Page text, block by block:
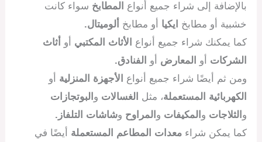
بالإضافة إلى شراء جميع أنواع المطابخ سواء كانت
خشبية أو مطابخ
ايكيا أو مطابخ ألوميتال.
كما يمكنك شراء جميع أنواع
الأثاث المكتبي أو أثاث
الشركات أو المعارض أو الفنادق.
ومن ثم أيضًا شراء جميع أنواع
الأجهزة المنزلية أو
الكهربائية المستعملة، مثل الغسالات و البوتجازات
و الثلاجات و المكيفات و المراوح وشاشات التلفاز.
كما يمكن شراءمعدات المطاعم المستعملة أيضًا في